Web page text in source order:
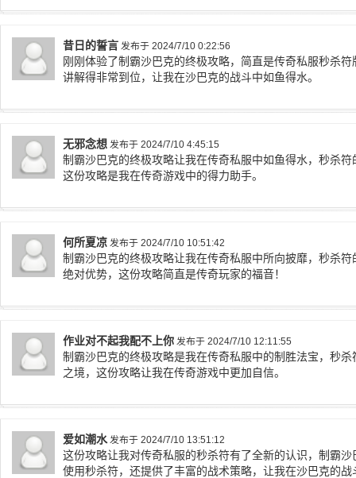
昔日的誓言 发布于 2024/7/10 0:22:56
刚刚体验了制霸沙巴克的终极攻略，简直是传奇私服秒杀
讲解得非常到位，让我在沙巴克的战斗中如鱼得水。
无邪念想 发布于 2024/7/10 4:45:15
制霸沙巴克的终极攻略让我在传奇私服中如鱼得水，秒杀
这份攻略是我在传奇游戏中的得力助手。
何所夏凉 发布于 2024/7/10 10:51:42
制霸沙巴克的终极攻略让我在传奇私服中所向披靡，秒杀
绝对优势，这份攻略简直是传奇玩家的福音！
作业对不起我配不上你 发布于 2024/7/10 12:11:55
制霸沙巴克的终极攻略是我在传奇私服中的制胜法宝，秒
之境，这份攻略让我在传奇游戏中更加自信。
爱如潮水发布于 2024/7/10 13:51:12
这份攻略让我对传奇私服的秒杀符有了全新的认识，制霸
使用秒杀符，还提供了丰富的战术策略，让我在沙巴克的战